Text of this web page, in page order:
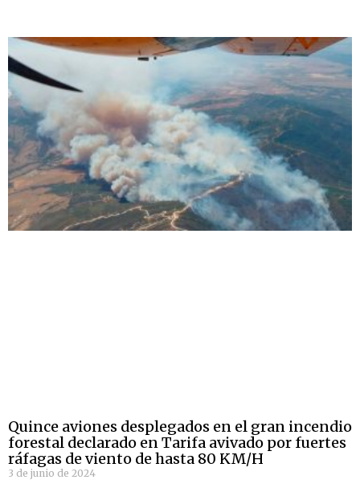
Quince aviones desplegados en el gran incendio
forestal declarado en Tarifa avivado por fuertes
ráfagas de viento de hasta 80 KM/H
3 de junio de 2024